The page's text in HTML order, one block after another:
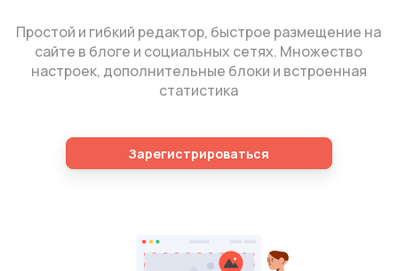
Простой и гибкий редактор, быстрое размещение на
сайте в блоге и социальных сетях. Множество
настроек, дополнительные блоки и встроенная
статистика
Зарегистрироваться